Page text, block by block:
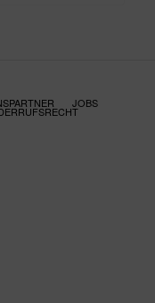
JOBS